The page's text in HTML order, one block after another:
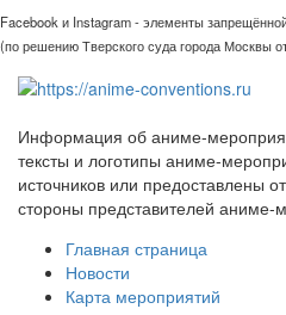
Facebook и Instagram - элементы
(по решению Тверского суда города Москвы
Информация об аниме-
тексты и логотипы аниме-
источников или предоставлены
стороны представителей аниме-
Главная страница
Новости
Карта мероприятий